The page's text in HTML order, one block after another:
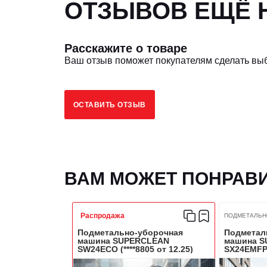
БАТАРЕЯ
ОТЗЫВОВ ЕЩЁ
Расскажите о товаре
Ваш отзыв поможет покупателям сделать
ОСТАВИТЬ ОТЗЫВ
ВАМ МОЖЕТ
Распродажа
Подметально-уборочная
машина SUPERCLEAN
SW24ECO (****8805 от 12.25)
машина
SX24EMFP